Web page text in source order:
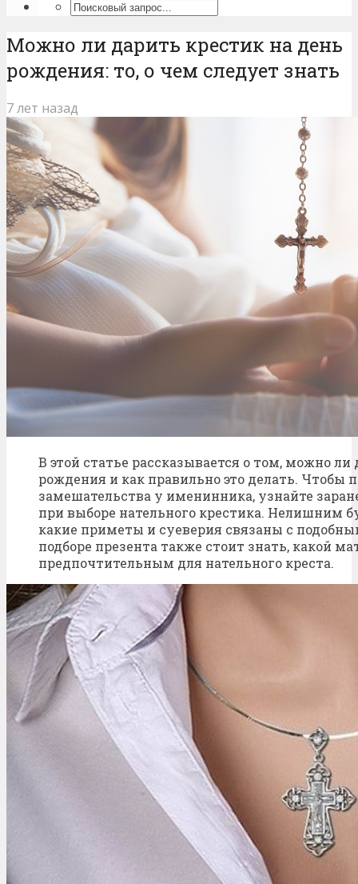
Можно ли дарить крестик на день
рождения: то, о чем следует знать
7 лет назад
В этой статье рассказывается о том, можно
рождения и как правильно это делать. Чтобы
замешательства у именинника, узнайте
при выборе нательного крестика. Нелишним
какие приметы и суеверия связаны с
подборе презента также стоит знать, какой
предпочтительным для нательного креста.